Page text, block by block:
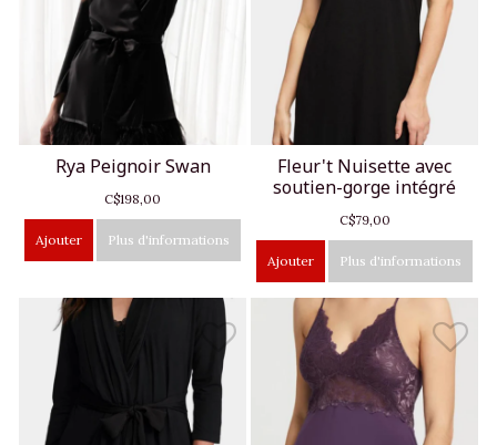
Rya Peignoir Swan
C$198,00
Ajouter Plus d'informations
Fleur't Nuisette avec
soutien-gorge intégré
C$79,00
Ajouter Plus d'informations